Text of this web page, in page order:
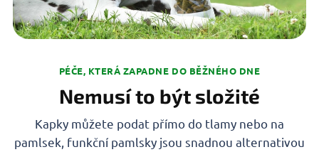
PÉČE, KTERÁ ZAPADNE DO BĚŽNÉHO DNE
Nemusí to být složité
Kapky můžete podat přímo do tlamy nebo na
pamlsek, funkční pamlsky jsou snadnou alternativou